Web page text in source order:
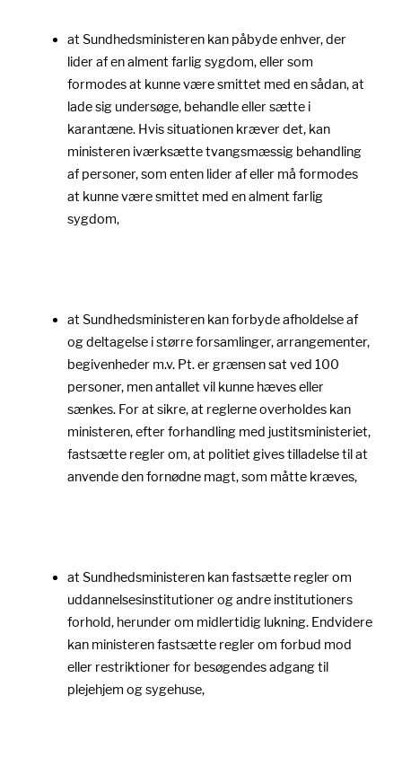
at Sundhedsministeren kan påbyde enhver, der
lider af en alment farlig sygdom, eller som
formodes at kunne være smittet med en sådan, at
lade sig undersøge, behandle eller sætte i
karantæne. Hvis situationen kræver det, kan
ministeren iværksætte tvangsmæssig behandling
af personer, som enten lider af eller må formodes
at kunne være smittet med en alment farlig
sygdom,
at Sundhedsministeren kan forbyde afholdelse af
og deltagelse i større forsamlinger, arrangementer,
begivenheder m.v. Pt. er grænsen sat ved 100
personer, men antallet vil kunne hæves eller
sænkes. For at sikre, at reglerne overholdes kan
ministeren, efter forhandling med justitsministeriet,
fastsætte regler om, at politiet gives tilladelse til at
anvende den fornødne magt, som måtte kræves,
at Sundhedsministeren kan fastsætte regler om
uddannelsesinstitutioner og andre institutioners
forhold, herunder om midlertidig lukning. Endvidere
kan ministeren fastsætte regler om forbud mod
eller restriktioner for besøgendes adgang til
plejehjem og sygehuse,